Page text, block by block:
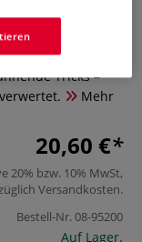
Tricks –
Mehr
20,60 €
20% bzw. 10% MwSt,
Versandkosten.
Bestell-Nr.08-95200
Auf Lager.